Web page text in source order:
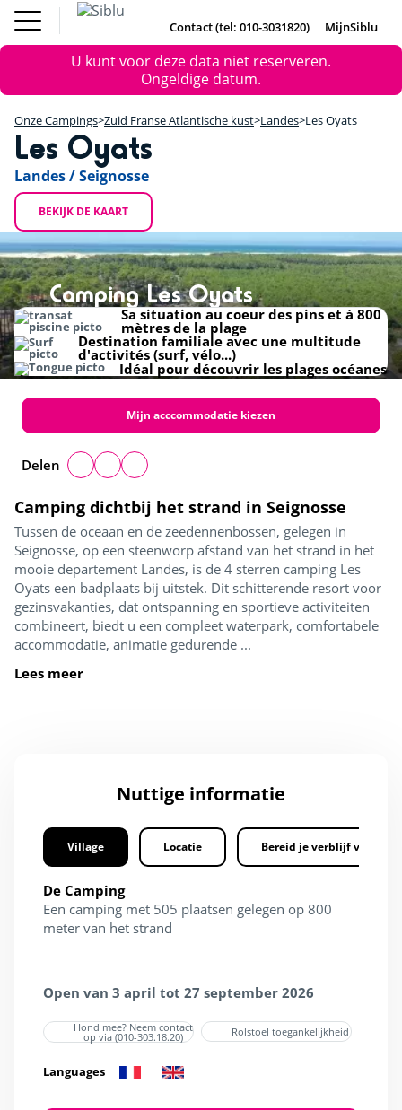
Overslaan
en
naar
gaan
Fun Pass
Parken)
Kopen
DE FR IE EN
Onze Campings
Vakantie Inspiratie
Aanbiedingen
Accommodaties / Kampeerplaatsen
Ontdek Siblu
Fun Pass (Franse Parken)
Chalet Kopen
DE FR
Contact (tel: 010-3031820) MijnSiblu
FoutmeldingU kunt voor deze data niet reserveren.
Ongeldige datum.
Onze Campings Zuid Franse Atlantische kust Landes Les Oyats
Les Oyats
Landes / Seignosse
BEKIJK DE KAART
−
Camping Les Oyats
Camping dichtbij het strand in Seignosse
Tussen de oceaan en de zeedennenbossen, gelegen in
Seignosse, op een steenworp afstand van het strand in het
mooie departement Landes, is de 4 sterren camping Les
Oyats een badplaats bij uitstek. Dit schitterende resort voor
gezinsvakanties, dat ontspanning en sportieve activiteiten
combineert, biedt u een compleet waterpark, comfortabele
accommodatie, animatie gedurende ...
Lees meer
Sa situation au coeur des pins et à 800
mètres de la plage
Destination familiale avec une multitude
d'activités (surf, vélo...)
Idéal pour découvrir les plages océanes
Mijn acccommodatie kiezen
Delen
Nuttige informatie
Village Locatie Bereid je verblijf voor
De Camping
Een camping met 505 plaatsen gelegen op 800
meter van het strand
Open van 3 april tot 27 september 2026
Hond mee? Neem contact
op via (010-303.18.20) Rolstoel toegankelijkheid
Languages